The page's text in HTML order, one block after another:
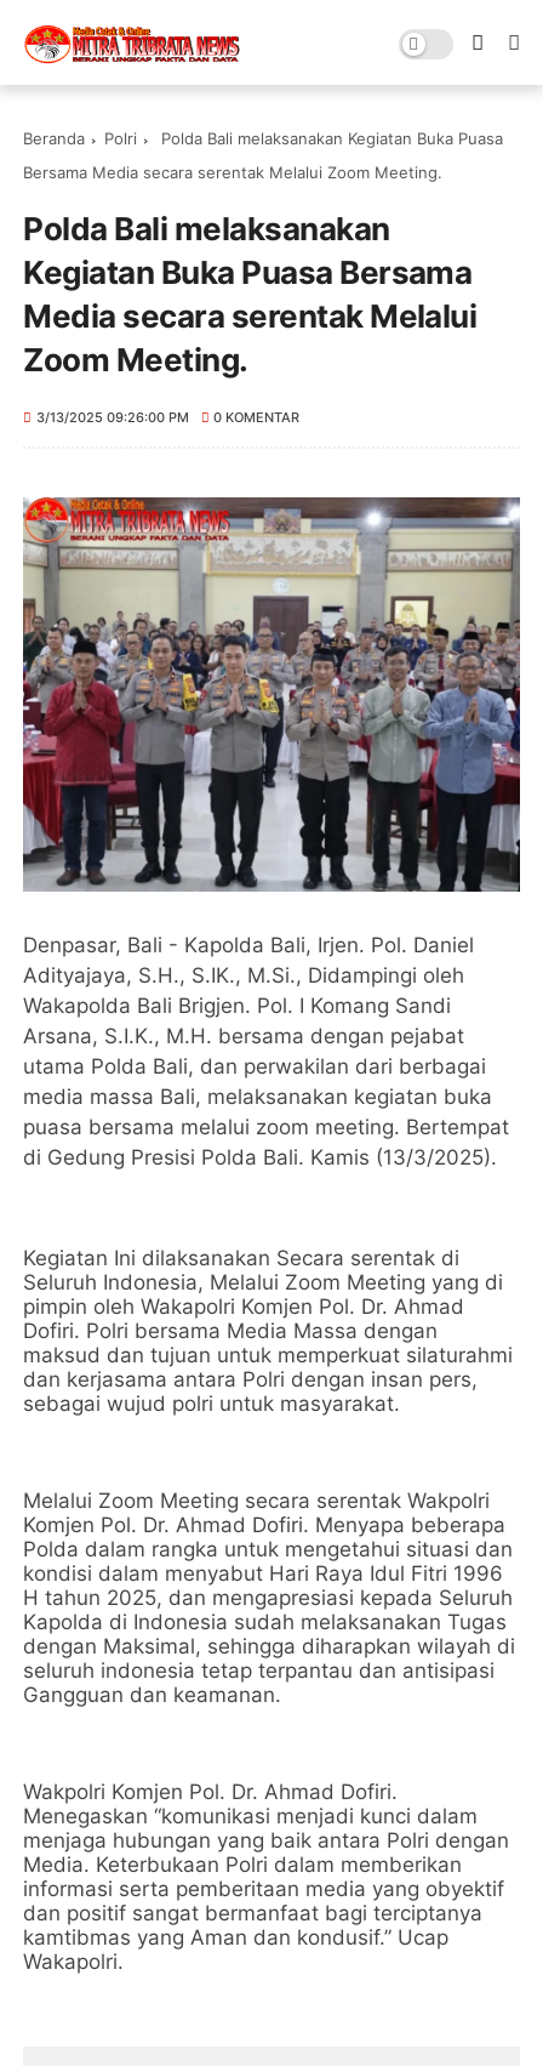
Beranda Polri
Polda Bali melaksanakan Kegiatan Buka Puasa
Bersama Media secara serentak Melalui Zoom Meeting.
Polda Bali melaksanakan
Kegiatan Buka Puasa Bersama
Media secara serentak Melalui
Zoom Meeting.
3/13/2025 09:26:00 PM 0 KOMENTAR
Denpasar, Bali - Kapolda Bali, Irjen. Pol. Daniel
Adityajaya, S.H., S.IK., M.Si., Didampingi oleh
Wakapolda Bali Brigjen. Pol. I Komang Sandi
Arsana, S.I.K., M.H. bersama dengan pejabat
utama Polda Bali, dan perwakilan dari berbagai
media massa Bali, melaksanakan kegiatan buka
puasa bersama melalui zoom meeting. Bertempat
di Gedung Presisi Polda Bali. Kamis (13/3/2025).
Kegiatan Ini dilaksanakan Secara serentak di
Seluruh Indonesia, Melalui Zoom Meeting yang di
pimpin oleh Wakapolri Komjen Pol. Dr. Ahmad
Dofiri. Polri bersama Media Massa dengan
maksud dan tujuan untuk memperkuat silaturahmi
dan kerjasama antara Polri dengan insan pers,
sebagai wujud polri untuk masyarakat.
Melalui Zoom Meeting secara serentak Wakpolri
Komjen Pol. Dr. Ahmad Dofiri. Menyapa beberapa
Polda dalam rangka untuk mengetahui situasi dan
kondisi dalam menyabut Hari Raya Idul Fitri 1996
H tahun 2025, dan mengapresiasi kepada Seluruh
Kapolda di Indonesia sudah melaksanakan Tugas
dengan Maksimal, sehingga diharapkan wilayah di
seluruh indonesia tetap terpantau dan antisipasi
Gangguan dan keamanan.
Wakpolri Komjen Pol. Dr. Ahmad Dofiri.
Menegaskan “komunikasi menjadi kunci dalam
menjaga hubungan yang baik antara Polri dengan
Media. Keterbukaan Polri dalam memberikan
informasi serta pemberitaan media yang obyektif
dan positif sangat bermanfaat bagi terciptanya
kamtibmas yang Aman dan kondusif.” Ucap
Wakapolri.